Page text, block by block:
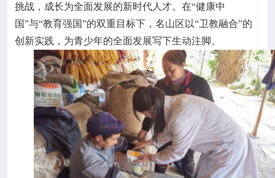
挑战，成长为全面发展的新时代人才。在“健康中
国”与“教育强国”的双重目标下，名山区以“卫教融合”的
创新实践，为青少年的全面发展写下生动注脚。